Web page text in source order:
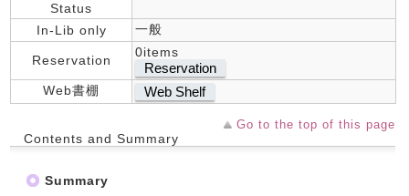
Status
In-Lib only
一般
Reservation
0items
Reservation
Web書棚 Web Shelf
Go to the top of this page
Contents and Summary
Summary